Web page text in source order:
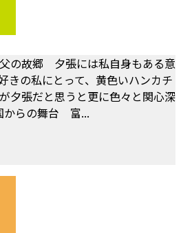
の故郷 夕張には私自身もある意
きの私にとって、黄色いハンカチ
夕張だと思うと更に色々と関心深
からの舞台 富...